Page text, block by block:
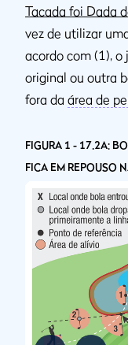
Tacada foi Dada
vez de utilizar
acordo com (1), o
original ou outra
fora da área de
FIGURA 1 - 17.2A:
FICA EM REPOUSO